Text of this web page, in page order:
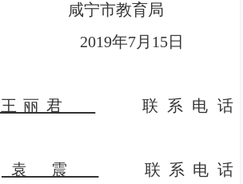
市教育局
年7月15日
丽君
联系电话
袁 震
联系电话